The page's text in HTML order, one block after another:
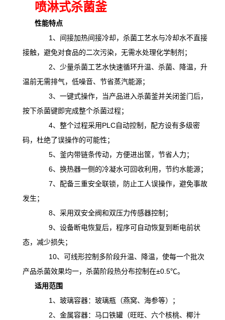
喷淋式杀菌釜
性能特点
1、间接加热间接冷却，杀菌工艺水与冷却水不直接
接触，避免对食品的二次污染，无需水处理化学制剂；
2、少量杀菌工艺水快速循环升温、杀菌、降温，升
温前无需排气，低噪音、节省蒸汽能源；
3、一键式操作，当产品进入杀菌釜并关闭釜门后，
按下杀菌键即完成整个杀菌过程；
4、整个过程采用PLC自动控制，配方设有多级密
码，杜绝了误操作的可能性；
5、釜内带链条传动，方便进出筐，节省人力；
6、换热器一侧的冷凝水可回收利用，节约水能源；
7、配备三重安全联锁，防止工人误操作，避免事故
发生；
8、采用双安全阀和双压力传感器控制；
9、设备断电恢复后，程序可自动恢复到断电前状
态，减少损失；
10、可线形控制多阶段升温、降温， 使每一个批次
产品杀菌效果均一，杀菌阶段热分布控制在±0.5℃。
适用范围
1、玻璃容器：玻璃瓶（燕窝、海参等）；
2、金属容器：马口铁罐（旺旺、六个核桃、椰汁